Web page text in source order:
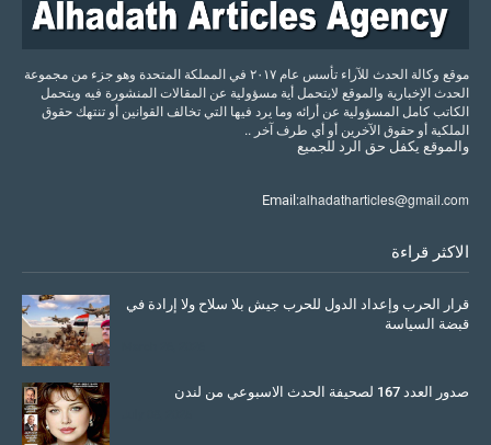
موقع وكالة الحدث للآراء تأسس عام ٢٠١٧ في المملكة المتحدة وهو جزء من مجموعة
الحدث الإخبارية والموقع لايتحمل أية مسؤولية عن المقالات المنشورة فيه ويتحمل
الكاتب كامل المسؤولية عن أرائه وما يرد فيها التي تخالف القوانين أو تنتهك حقوق
الملكية أو حقوق الآخرين أو أي طرف آخر ..
والموقع يكفل حق الرد للجميع
Email:alhadatharticles@gmail.com
الاكثر قراءة
قرار الحرب وإعداد الدول للحرب جيش بلا سلاح ولا إرادة في
قبضة السياسة
صدور العدد 167 لصحيفة الحدث الاسبوعي من لندن